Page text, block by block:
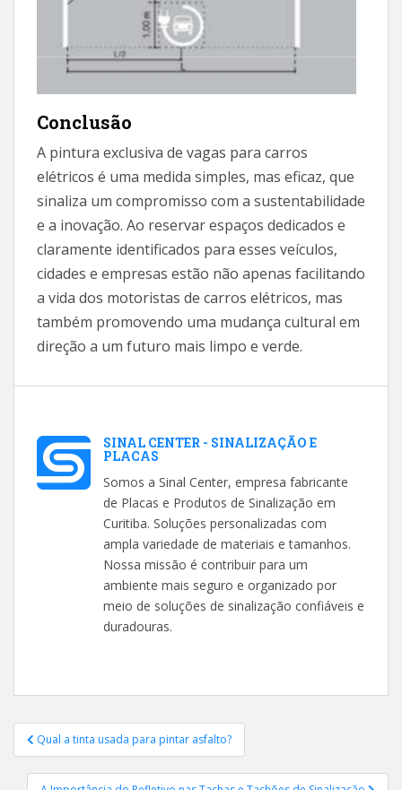
Conclusão
A pintura exclusiva de vagas para carros
elétricos é uma medida simples, mas eficaz, que
sinaliza um compromisso com a sustentabilidade
e a inovação. Ao reservar espaços dedicados e
claramente identificados para esses veículos,
cidades e empresas estão não apenas facilitando
a vida dos motoristas de carros elétricos, mas
também promovendo uma mudança cultural em
direção a um futuro mais limpo e verde.
SINAL CENTER - SINALIZAÇÃO E
PLACAS
Somos a Sinal Center, empresa fabricante
de Placas e Produtos de Sinalização em
Curitiba. Soluções personalizadas com
ampla variedade de materiais e tamanhos.
Nossa missão é contribuir para um
ambiente mais seguro e organizado por
meio de soluções de sinalização confiáveis e
duradouras.
Navegação
de
Post
Qual a tinta usada para pintar asfalto?